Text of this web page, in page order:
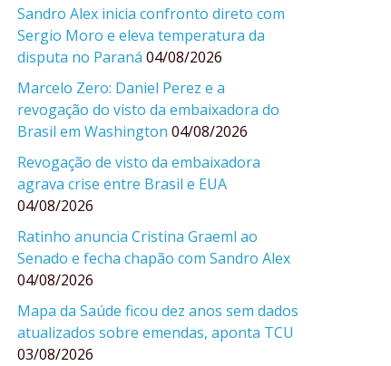
Sandro Alex inicia confronto direto com
Sergio Moro e eleva temperatura da
disputa no Paraná 04/08/2026
Marcelo Zero: Daniel Perez e a
revogação do visto da embaixadora do
Brasil em Washington 04/08/2026
Revogação de visto da embaixadora
agrava crise entre Brasil e EUA
04/08/2026
Ratinho anuncia Cristina Graeml ao
Senado e fecha chapão com Sandro Alex
04/08/2026
Mapa da Saúde ficou dez anos sem dados
atualizados sobre emendas, aponta TCU
03/08/2026